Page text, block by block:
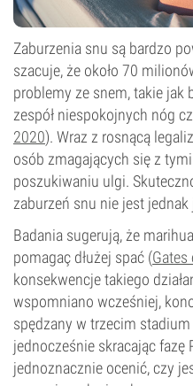
Zaburzenia snu są bardzo
szacuje, że około 70
problemy ze snem, takie jak
zespół niespokojnych nóg
2020). Wraz z rosnącą
osób zmagających się z
poszukiwaniu ulgi.
zaburzeń snu nie jest
Badania sugerują, że
pomagaç dłużej spać (Gates
konsekwencje takiego
wspomniano wcześniej,
spędzany w trzecim
jednocześnie skracając fazę
jednoznacznie ocenić, czy